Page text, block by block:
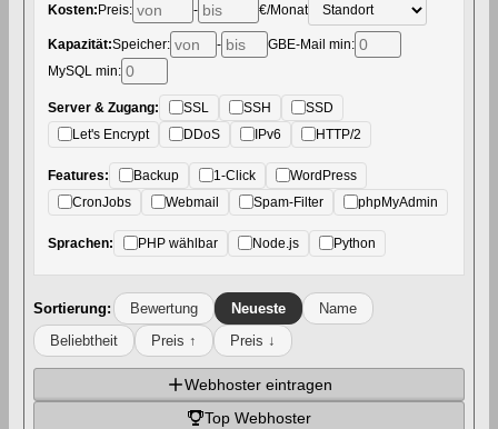
Kosten:Preis: - €/Monat
Kapazität:Speicher: - GBE-Mail min:
MySQL min:
Server & Zugang: SSL SSH
SSD
Let's Encrypt
DDoS IPv6 HTTP/2
Features: Backup 1-Click
WordPress
CronJobs
Webmail Spam-Filter phpMyAdmin
Sprachen: PHP wählbar Node.js Python
Sortierung: Bewertung Neueste
Name
Beliebtheit
Preis ↑ Preis ↓
Webhoster eintragen
Top Webhoster